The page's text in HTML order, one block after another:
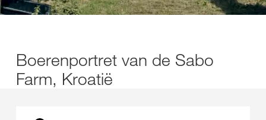
Boerenportret van de Sabo
Farm, Kroatië